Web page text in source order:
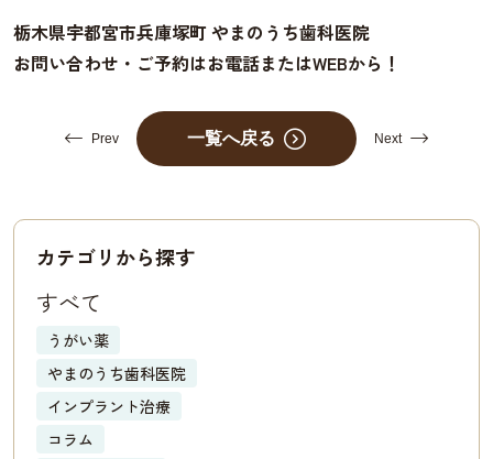
栃木県宇都宮市兵庫塚町 やまのうち歯科医院
お問い合わせ・ご予約はお電話またはWEBから！
Prev 一覧へ戻る Next
カテゴリから探す
すべて
うがい薬
やまのうち歯科医院
インプラント治療
コラム